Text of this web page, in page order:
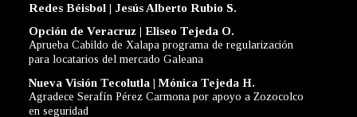
Redes Béisbol | Jesús Alberto Rubio S.
Opción de Veracruz | Eliseo Tejeda O.
Aprueba Cabildo de Xalapa programa de regularización
para locatarios del mercado Galeana
Nueva Visión Tecolutla | Mónica Tejeda H.
Agradece Serafín Pérez Carmona por apoyo a Zozocolco
en seguridad